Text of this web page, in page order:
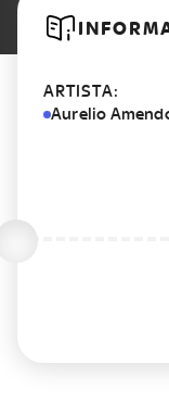
ARTISTA:
Aurelio